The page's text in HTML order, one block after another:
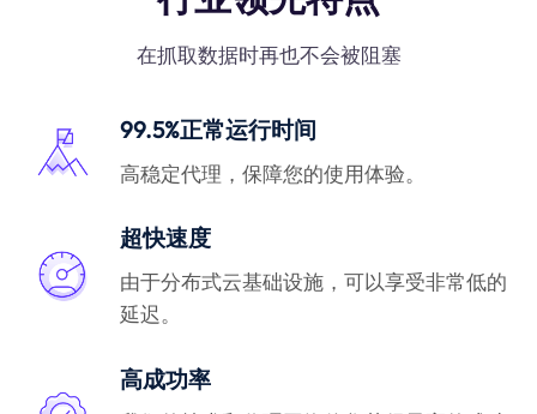
在抓取数据时再也不会被阻塞
99.5%正常运行时间
高稳定代理，保障您的使用体验。
超快速度
由于分布式云基础设施，可以享受非常低的
延迟。
高成功率